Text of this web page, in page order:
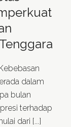
dalam
bulan
terhadap
dari [...]